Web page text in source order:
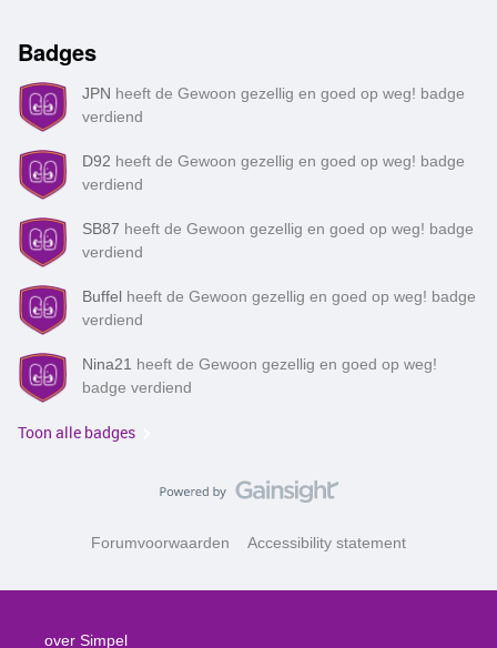
Badges
JPN heeft de Gewoon gezellig en goed op weg! badge
verdiend
D92 heeft de Gewoon gezellig en goed op weg! badge
verdiend
SB87 heeft de Gewoon gezellig en goed op weg! badge
verdiend
Buffel heeft de Gewoon gezellig en goed op weg! badge
verdiend
Nina21 heeft de Gewoon gezellig en goed op weg!
badge verdiend
Toon alle badges
Forumvoorwaarden Accessibility statement
over Simpel